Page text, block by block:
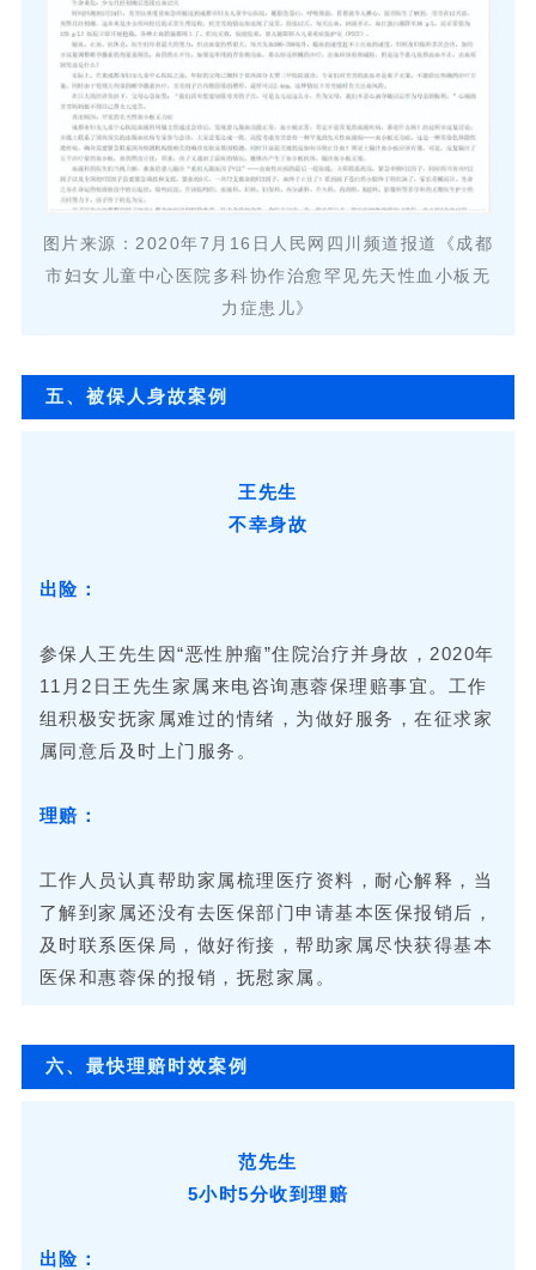
图片来源：2020年7月16日人民网四川频道报道《成都
市妇女儿童中心医院多科协作治愈罕见先天性血小板无
力症患儿》
五、被保人身故案例
王先生
不幸身故
出险：
参保人王先生因“恶性肿瘤”住院治疗并身故，2020年
11月2日王先生家属来电咨询惠蓉保理赔事宜。工作
组积极安抚家属难过的情绪，为做好服务，在征求家
属同意后及时上门服务。
理赔：
工作人员认真帮助家属梳理医疗资料，耐心解释，当
了解到家属还没有去医保部门申请基本医保报销后，
及时联系医保局，做好衔接，帮助家属尽快获得基本
医保和惠蓉保的报销，抚慰家属。
六、最快理赔时效案例
范先生
5小时5分收到理赔
出险：